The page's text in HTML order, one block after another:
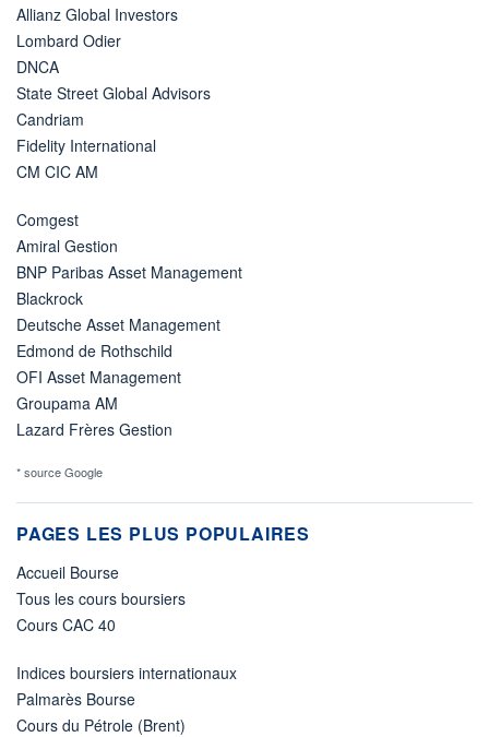
Allianz Global Investors
Lombard Odier
DNCA
State Street Global Advisors
Candriam
Fidelity International
CM CIC AM
Comgest
Amiral Gestion
BNP Paribas Asset Management
Blackrock
Deutsche Asset Management
Edmond de Rothschild
OFI Asset Management
Groupama AM
Lazard Frères Gestion
* source Google
PAGES LES PLUS POPULAIRES
Accueil Bourse
Tous les cours boursiers
Cours CAC 40
Indices boursiers internationaux
Palmarès Bourse
Cours du Pétrole (Brent)